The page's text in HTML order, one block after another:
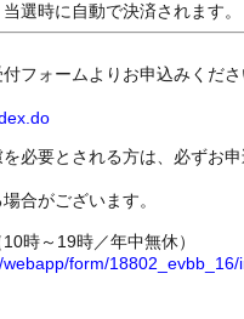
選時に自動で決済されます。
フォームよりお申込みくださ
必要とされる方は、必ずお
合がございます。
時～19時／年中無休）
form/18802_evbb_16/